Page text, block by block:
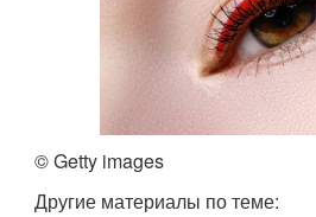
© Getty images
Другие материалы по теме: